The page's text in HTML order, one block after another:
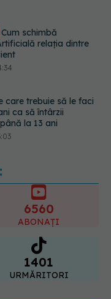
care trebuie să le faci
ca să întârzii
blocate
ANMDMR
6560
ABONAȚI
1401
URMĂRITORI